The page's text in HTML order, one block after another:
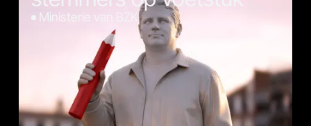
Ministerie van BZK